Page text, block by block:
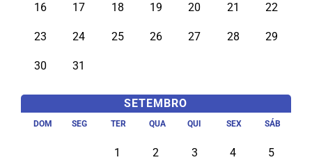
16 17 18 19 20 21 22
23 24 25 26 27 28 29
30 31
SETEMBRO
DOM SEG TER QUA QUI SEX SÁB
1 2 3 4 5